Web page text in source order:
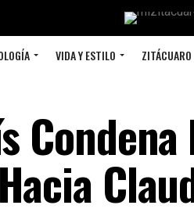
VIDA Y ESTILO ZITÁCUARO